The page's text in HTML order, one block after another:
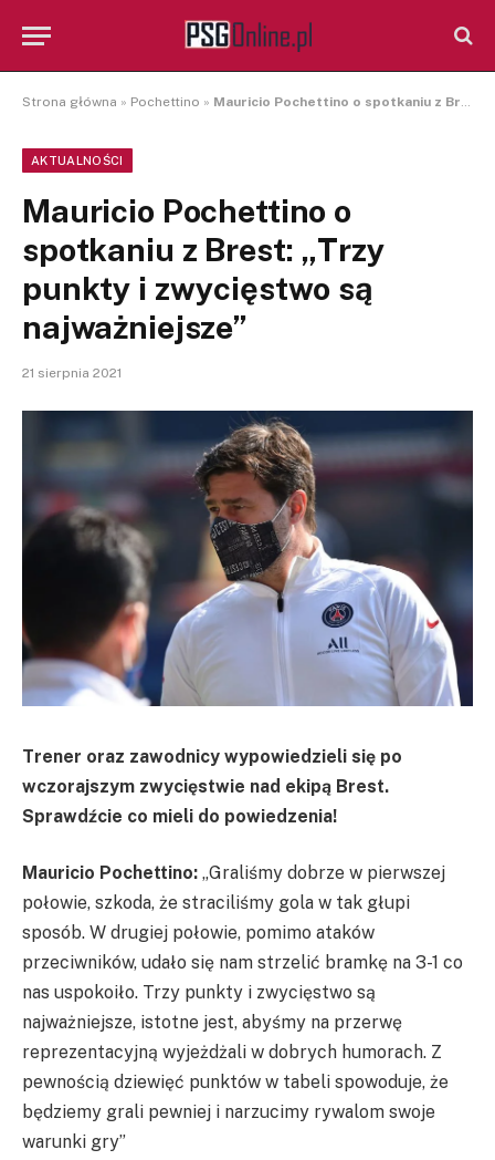
Strona główna » Pochettino » Mauricio Pochettino o spotkaniu z Brest: „Trzy punkty i zwycięstwo są najważniejsze”
AKTUALNOŚCI
Mauricio Pochettino o
spotkaniu z Brest: „Trzy
punkty i zwycięstwo są
najważniejsze”
21 sierpnia 2021
Trener oraz zawodnicy wypowiedzieli się po
wczorajszym zwycięstwie nad ekipą Brest.
Sprawdźcie co mieli do powiedzenia!
Mauricio Pochettino: „Graliśmy dobrze w pierwszej
połowie, szkoda, że straciliśmy gola w tak głupi
sposób. W drugiej połowie, pomimo ataków
przeciwników, udało się nam strzelić bramkę na 3-1 co
nas uspokoiło. Trzy punkty i zwycięstwo są
najważniejsze, istotne jest, abyśmy na przerwę
reprezentacyjną wyjeżdżali w dobrych humorach. Z
pewnością dziewięć punktów w tabeli spowoduje, że
będziemy grali pewniej i narzucimy rywalom swoje
warunki gry”